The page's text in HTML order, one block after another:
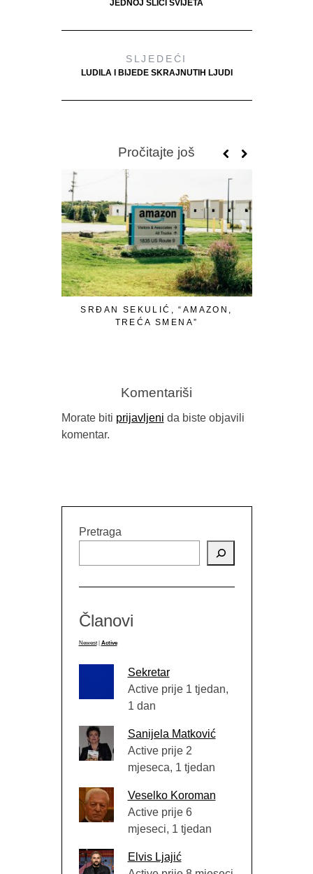
JEDNOJ SLICI SVIJETA
SLJEDEĆI
LUDILA I BIJEDE SKRAJNUTIH LJUDI
Pročitajte još
SRĐAN SEKULIĆ, “AMAZON,
TREĆA SMENA”
Komentariši
Morate biti prijavljeni da biste objavili
komentar.
Pretraga
Članovi
Newest Active
Sekretar
Active prije 1 tjedan,
1 dan
Sanijela Matković
Active prije 2
mjeseca, 1 tjedan
Veselko Koroman
Active prije 6
mjeseci, 1 tjedan
Elvis Ljajić